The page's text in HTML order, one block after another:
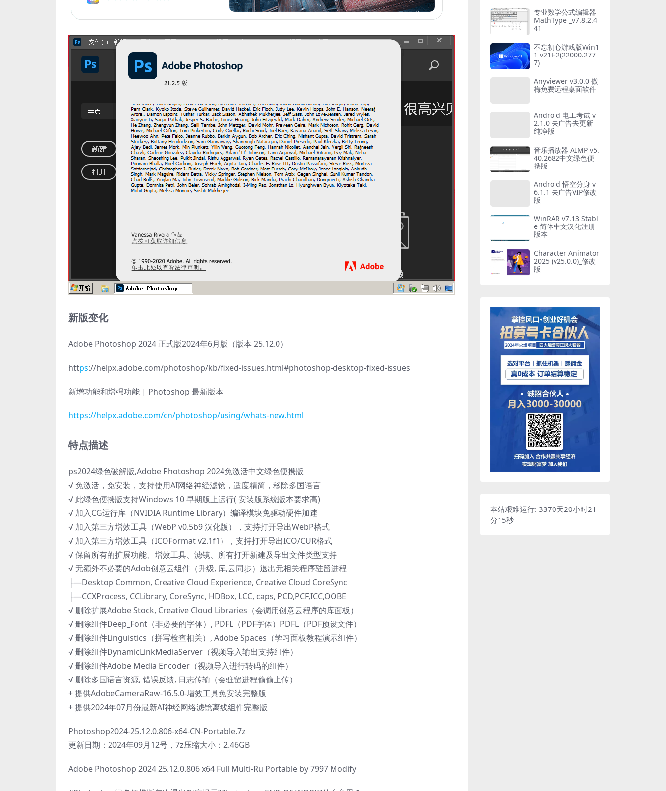
新版变化
Adobe Photoshop 2024 正式版2024年6月版（版本 25.12.0）
https://helpx.adobe.com/photoshop/kb/fixed-issues.html#photoshop-desktop-fixed-issues
新增功能和增强功能 | Photoshop 最新版本
https://helpx.adobe.com/cn/photoshop/using/whats-new.html
特点描述
ps2024绿色破解版,Adobe Photoshop 2024免激活中文绿色便携版
√ 免激活，免安装，支持使用AI网络神经滤镜，适度精简，移除多国语言
√ 此绿色便携版支持Windows 10 早期版上运行( 安装版系统版本要求高)
√ 加入CG运行库（NVIDIA Runtime Library）编译模块免驱动硬件加速
√ 加入第三方增效工具（WebP v0.5b9 汉化版），支持打开导出WebP格式
√ 加入第三方增效工具（ICOFormat v2.1f1），支持打开导出ICO/CUR格式
√ 保留所有的扩展功能、增效工具、滤镜、所有打开新建及导出文件类型支持
√ 无额外不必要的Adob创意云组件（升级, 库,云同步）退出无相关程序驻留进程
├—Desktop Common, Creative Cloud Experience, Creative Cloud CoreSync
├—CCXProcess, CCLibrary, CoreSync, HDBox, LCC, caps, PCD,PCF,ICC,OOBE
√ 删除扩展Adobe Stock, Creative Cloud Libraries（会调用创意云程序的库面板）
√ 删除组件Deep_Font（非必要的字体）, PDFL（PDF字体）PDFL（PDF预设文件）
√ 删除组件Linguistics（拼写检查相关）, Adobe Spaces（学习面板教程演示组件）
√ 删除组件DynamicLinkMediaServer（视频导入输出支持组件）
√ 删除组件Adobe Media Encoder（视频导入进行转码的组件）
√ 删除多国语言资源, 错误反馈, 日志传输（会驻留进程偷偷上传）
+ 提供AdobeCameraRaw-16.5.0-增效工具免安装完整版
+ 提供2024年07月份最新AI神经网络滤镜离线组件完整版
Photoshop2024-25.12.0.806-x64-CN-Portable.7z
更新日期：2024年09月12号，7z压缩大小：2.46GB
Adobe Photoshop 2024 25.12.0.806 x64 Full Multi-Ru Portable by 7997 Modify
专业数学公式编辑器
MathType _v7.8.2.4
41
不忘初心游戏版Win1
1 v21H2(22000.277
7)
Anyviewer v3.0.0 傲
梅免费远程桌面软件
Android 电工考试 v
2.1.0 去广告去更新
纯净版
音乐播放器 AIMP v5.
40.2682中文绿色便
携版
Android 悟空分身 v
6.1.1 去广告VIP修改
版
WinRAR v7.13 Stabl
e 简体中文汉化注册
版本
Character Animator
2025 (v25.0.0)_修改
版
本站艰难运行: 3370天20小时21
分16秒